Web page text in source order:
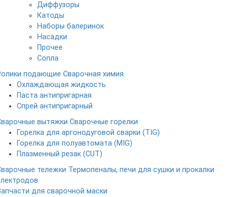
Диффузоры
Катоды
Наборы балеринок
Насадки
Прочее
Сопла
подающие Сварочная химия
Охлаждающая жидкость
Паста антипригарная
Спрей антипригарный
вытяжки Сварочные горелки
Горелка для аргонодуговой сварки (TIG)
Горелка для полуавтомата (MIG)
Плазменный резак (CUT)
тележки Термопеналы, печи для сушки и прокалки
для сварочной маски